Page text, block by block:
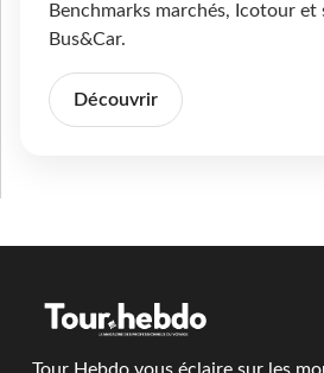
Benchmarks marchés, Icotour et
Bus&Car.
Découvrir